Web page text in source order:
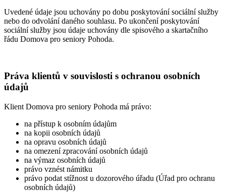
Uvedené údaje jsou uchovány po dobu poskytování sociální služby
nebo do odvolání daného souhlasu. Po ukončení poskytování
sociální služby jsou údaje uchovány dle spisového a skartačního
řádu Domova pro seniory Pohoda.
Práva klientů v souvislosti s ochranou osobních
údajů
Klient Domova pro seniory Pohoda má právo:
na přístup k osobním údajům
na kopii osobních údajů
na opravu osobních údajů
na omezení zpracování osobních údajů
na výmaz osobních údajů
právo vznést námitku
právo podat stížnost u dozorového úřadu (Úřad pro ochranu
osobních údajů)